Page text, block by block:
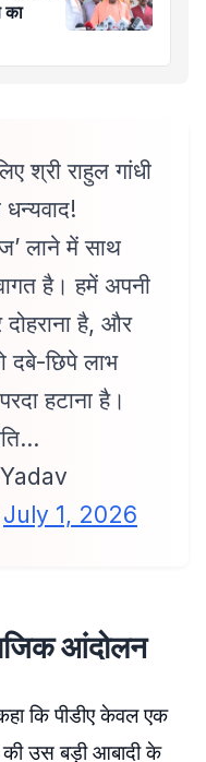
का
श्री राहुल गांधी
लाने में साथ
है। हमें अपनी
है, और
दबे-छिपे लाभ
हटाना है।
July 1, 2026
आंदोलन
कि पीडीए केवल एक
की उस बड़ी आबादी के